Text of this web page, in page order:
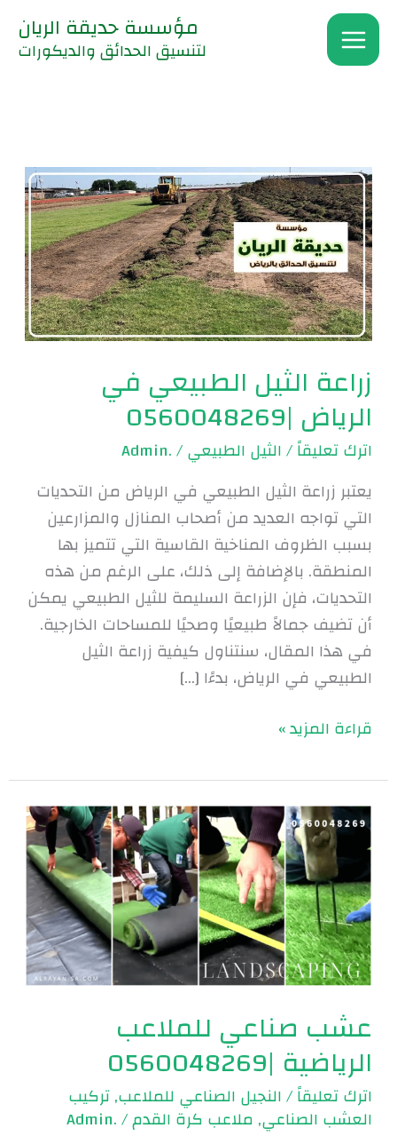
تخطي
المحتوى
مؤسسة حديقة الريان
لتنسيق الحدائق والديكورات
زراعة الثيل الطبيعي في
الرياض |0560048269
اترك تعليقاً/الثيل الطبيعي/
.Admin
يعتبر زراعة الثيل الطبيعي في الرياض من التحديات
التي تواجه العديد من أصحاب المنازل والمزارعين
بسبب الظروف المناخية القاسية التي تتميز بها
المنطقة. بالإضافة إلى ذلك، على الرغم من هذه
التحديات، فإن الزراعة السليمة للثيل الطبيعي يمكن
أن تضيف جمالاً طبيعيًا وصحيًا للمساحات الخارجية.
في هذا المقال، سنتناول كيفية زراعة الثيل
الطبيعي في الرياض، بدءًا […]
زراعة
الثيل
الطبيعي
في
الرياض
|0560048269
قراءة المزيد »
عشب صناعي للملاعب
الرياضية |0560048269
اترك تعليقاً/النجيل الصناعي للملاعب,تركيب
العشب الصناعي, ملاعب كرة القدم/
.Admin
عشب
صناعي
للملاعب
الرياضية
|0560048269